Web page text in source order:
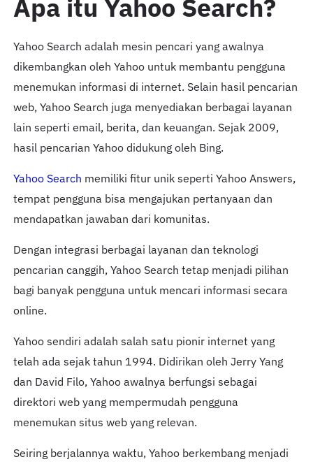
Apa itu Yahoo Search?
Yahoo Search adalah mesin pencari yang awalnya
dikembangkan oleh Yahoo untuk membantu pengguna
menemukan informasi di internet. Selain hasil pencarian
web, Yahoo Search juga menyediakan berbagai layanan
lain seperti email, berita, dan keuangan. Sejak 2009,
hasil pencarian Yahoo didukung oleh Bing.
Yahoo Search memiliki fitur unik seperti Yahoo Answers,
tempat pengguna bisa mengajukan pertanyaan dan
mendapatkan jawaban dari komunitas.
Dengan integrasi berbagai layanan dan teknologi
pencarian canggih, Yahoo Search tetap menjadi pilihan
bagi banyak pengguna untuk mencari informasi secara
online.
Yahoo sendiri adalah salah satu pionir internet yang
telah ada sejak tahun 1994. Didirikan oleh Jerry Yang
dan David Filo, Yahoo awalnya berfungsi sebagai
direktori web yang mempermudah pengguna
menemukan situs web yang relevan.
Seiring berjalannya waktu, Yahoo berkembang menjadi